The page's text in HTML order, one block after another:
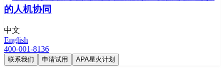
中文
English
400-001-8136
联系我们 申请试用 APA星火计划